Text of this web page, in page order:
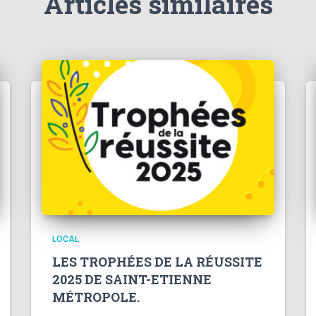
LOCAL
LES TROPHÉES DE LA RÉUSSITE
2025 DE SAINT-ETIENNE
MÉTROPOLE.